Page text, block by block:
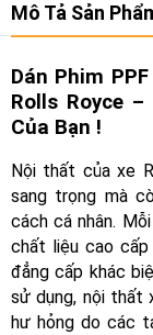
Mô Tả Sản
Dán Phim
Rolls Royce
Của Bạn !
Nội thất của xe
sang trọng mà
cách cá nhân.
chất liệu cao
đẳng cấp khác
sử dụng, nội thất
hư hỏng do các